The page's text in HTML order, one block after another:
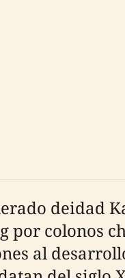
deidad
por colonos
al